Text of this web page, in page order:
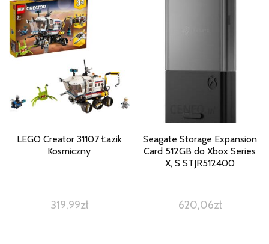
LEGO Creator 31107 Łazik
Kosmiczny
319,99zł
Seagate Storage Expansion
Card 512GB do Xbox Series
X, S STJR512400
620,06zł